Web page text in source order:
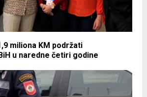
miliona KM podržati
u naredne četiri godine